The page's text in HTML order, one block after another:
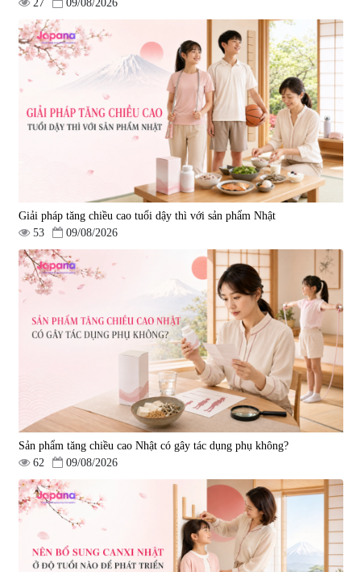
27 09/08/2026
Giải pháp tăng chiều cao tuổi dậy thì với sản phẩm Nhật
53
09/08/2026
Sản phẩm tăng chiều cao Nhật có gây tác dụng phụ không?
62
09/08/2026